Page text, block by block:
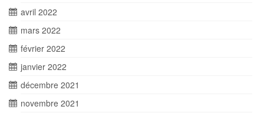
avril 2022
mars 2022
février 2022
janvier 2022
décembre 2021
novembre 2021